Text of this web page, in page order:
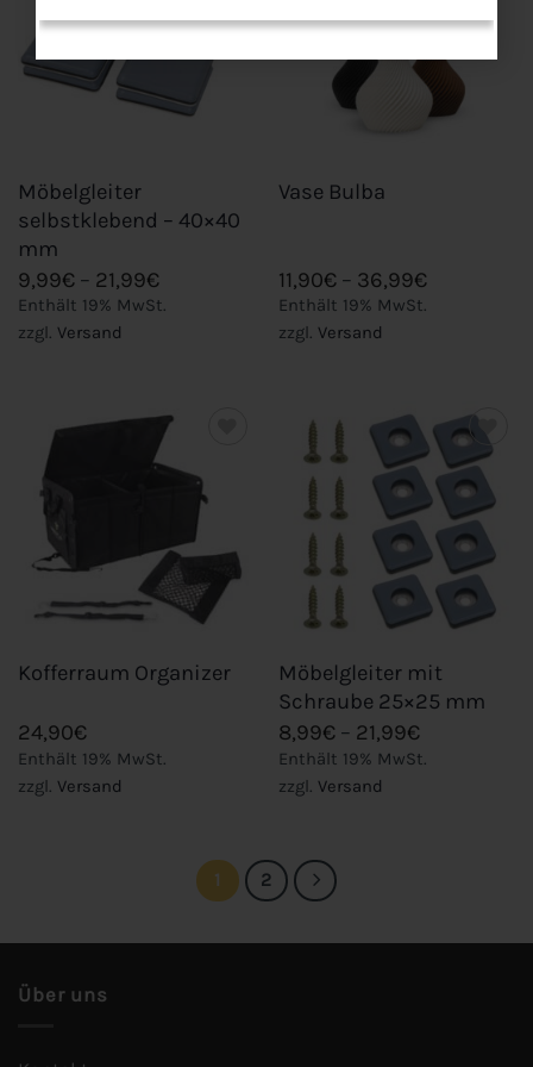
Möbelgleiter
selbstklebend – 40×40
mm
9,99€ – 21,99€Preisspanne:
9,99€
Enthält 19% MwSt.
zzgl. Versand
Vase Bulba
11,90€ – 36,99€
Enthält 19% MwSt.
zzgl. Versand
wishlist
Kofferraum Organizer
24,90€
Enthält 19% MwSt.
zzgl. Versand
Add to
wishlist
Möbelgleiter mit
Schraube 25×25 mm
8,99€ – 21,99€
8,99€
bis
Enthält 19% MwSt.
zzgl. Versand
1 2
Über uns